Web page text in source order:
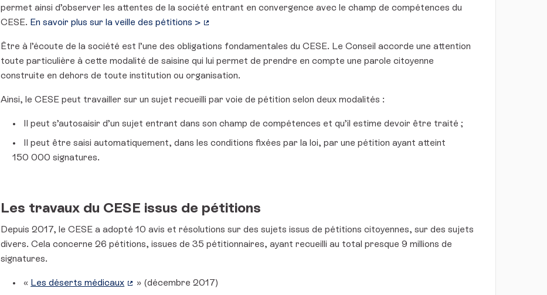
permet ainsi d’observer les attentes de la société entrant en convergence avec le champ de compétences du
CESE. En savoir plus sur la veille des pétitions >
Être à l’écoute de la société est l’une des obligations fondamentales du CESE. Le Conseil accorde une attention
toute particulière à cette modalité de saisine qui lui permet de prendre en compte une parole citoyenne
construite en dehors de toute institution ou organisation.
Ainsi, le CESE peut travailler sur un sujet recueilli par voie de pétition selon deux modalités :
Il peut s’autosaisir d’un sujet entrant dans son champ de compétences et qu’il estime devoir être traité ;
Il peut être saisi automatiquement, dans les conditions fixées par la loi, par une pétition ayant atteint
150 000 signatures.
Les travaux du CESE issus de pétitions
Depuis 2017, le CESE a adopté 10 avis et résolutions sur des sujets issus de pétitions citoyennes, sur des sujets
divers. Cela concerne 26 pétitions, issues de 35 pétitionnaires, ayant recueilli au total presque 9 millions de
signatures.
« Les déserts médicaux
» (décembre 2017)